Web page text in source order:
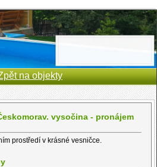
na objekty
vysočina - pronájem
prostředí v krásné vesničce.